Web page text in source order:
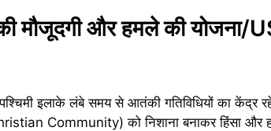
की मौजूदगी और हमले की
इलाके लंबे समय से आतंकी गतिविधियों का केंद्र
Community) को निशाना बनाकर हिंसा और